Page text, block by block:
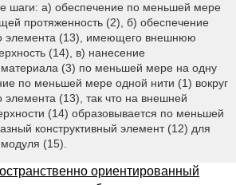
шаги: а) обеспечение по меньшей мере
протяженность (2), б) обеспечение
элемента (13), имеющего внешнюю
(14), в) нанесение
материала (3) по меньшей мере на одну
по меньшей мере одной нити (1) вокруг
элемента (13), так что на внешней
(14) образовывается по меньшей
конструктивный элемент (12) для
модуля (15).
ориентированный